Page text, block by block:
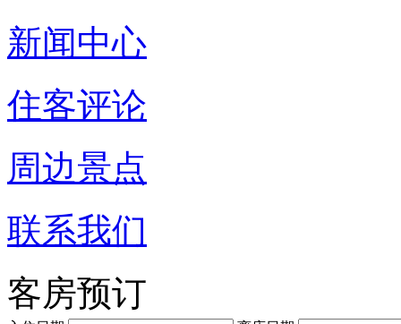
新闻中心
住客评论
周边景点
联系我们
客房预订